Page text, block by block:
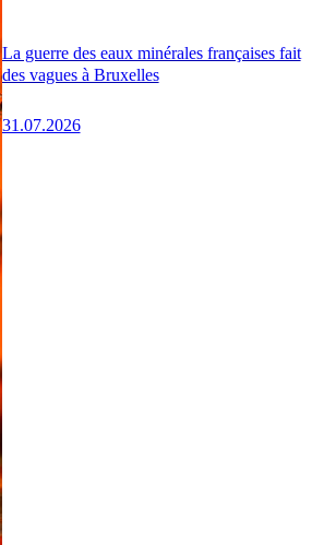
La guerre des eaux minérales françaises fait
des vagues à Bruxelles
31.07.2026